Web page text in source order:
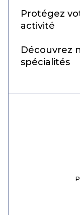
Protégez
activité
Découvrez
spécialités